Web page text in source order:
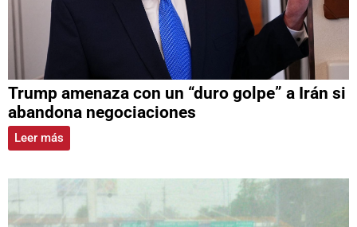
Trump amenaza con un “duro golpe” a Irán si
abandona negociaciones
Leer más